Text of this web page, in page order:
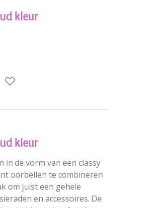
kleur
kleur
de vorm van een classy
oorbellen te combineren
om juist een gehele
en accessoires. De